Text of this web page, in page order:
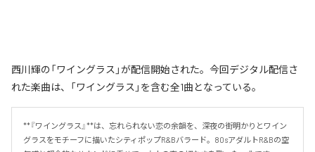
西川輝の「ワイングラス」が配信開始された。今回デジタル配信さ
れた楽曲は、「ワイングラス」を含む全1曲となっている。
**『ワイングラス』**は、忘れられない恋の余韻を、深夜の街明かりとワイン
グラスをモチーフに描いたシティポップR&Bバラード。80sアダルトR&Bの空